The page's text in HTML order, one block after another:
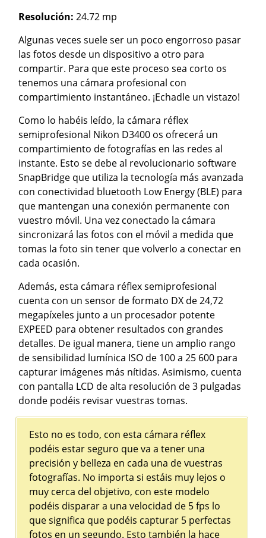
Resolución:24.72 mp
Algunas veces suele ser un poco engorroso pasar
las fotos desde un dispositivo a otro para
compartir. Para que este proceso sea corto os
tenemos una cámara profesional con
compartimiento instantáneo. ¡Echadle un vistazo!
Como lo habéis leído, la cámara réflex
semiprofesional Nikon D3400 os ofrecerá un
compartimiento de fotografías en las redes al
instante. Esto se debe al revolucionario software
SnapBridge que utiliza la tecnología más avanzada
con conectividad bluetooth Low Energy (BLE) para
que mantengan una conexión permanente con
vuestro móvil. Una vez conectado la cámara
sincronizará las fotos con el móvil a medida que
tomas la foto sin tener que volverlo a conectar en
cada ocasión.
Además, esta cámara réflex semiprofesional
cuenta con un sensor de formato DX de 24,72
megapíxeles junto a un procesador potente
EXPEED para obtener resultados con grandes
detalles. De igual manera, tiene un amplio rango
de sensibilidad lumínica ISO de 100 a 25 600 para
capturar imágenes más nítidas. Asimismo, cuenta
con pantalla LCD de alta resolución de 3 pulgadas
donde podéis revisar vuestras tomas.
Esto no es todo, con esta cámara réflex
podéis estar seguro que va a tener una
precisión y belleza en cada una de vuestras
fotografías. No importa si estáis muy lejos o
muy cerca del objetivo, con este modelo
podéis disparar a una velocidad de 5 fps lo
que significa que podéis capturar 5 perfectas
fotos en un segundo. Esto también la hace